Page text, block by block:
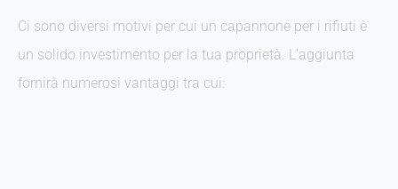
Ci sono diversi motivi per cui un capannone per i rifiuti è
un solido investimento per la tua proprietà. L’aggiunta
fornirà numerosi vantaggi tra cui: